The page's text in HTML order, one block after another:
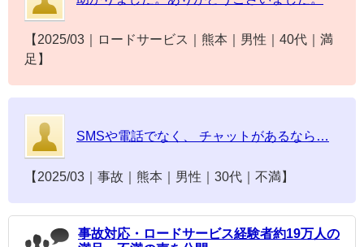
2025/03｜ロードサービス｜熊本｜男性｜40代｜満
足
SMSや電話でなく、 チャットがあるなら…
2025/03｜事故｜熊本｜男性｜30代｜不満
事故対応・ロードサービス経験者約19万人の